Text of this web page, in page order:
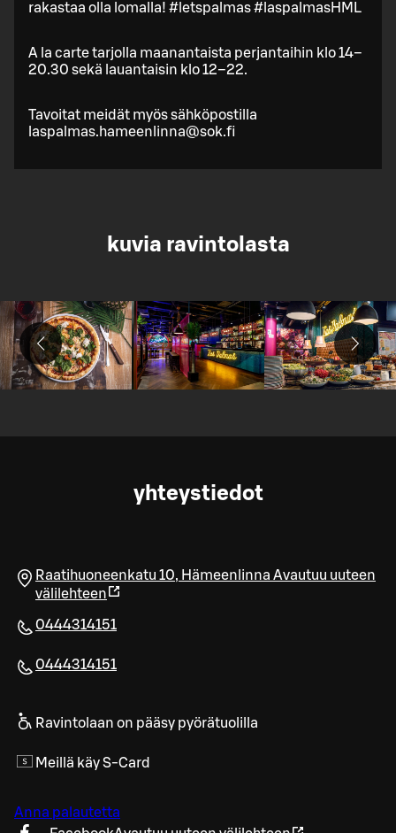
rakastaa olla lomalla! #letspalmas #laspalmasHML
A la carte tarjolla maanantaista perjantaihin klo 14–
20.30 sekä lauantaisin klo 12–22.
Tavoitat meidät myös sähköpostilla
laspalmas.hameenlinna@sok.fi
kuvia ravintolasta
yhteystiedot
Raatihuoneenkatu 10, Hämeenlinna Avautuu uuteen
välilehteen
0444314151
0444314151
Ravintolaan on pääsy pyörätuolilla
Meillä käy S-Card
Anna palautetta